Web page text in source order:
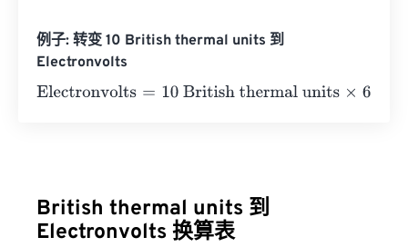
例子: 转变 10 British thermal units 到
Electronvolts
Electronvolts=10 British thermal units×6.580732233
British thermal units 到
Electronvolts 换算表